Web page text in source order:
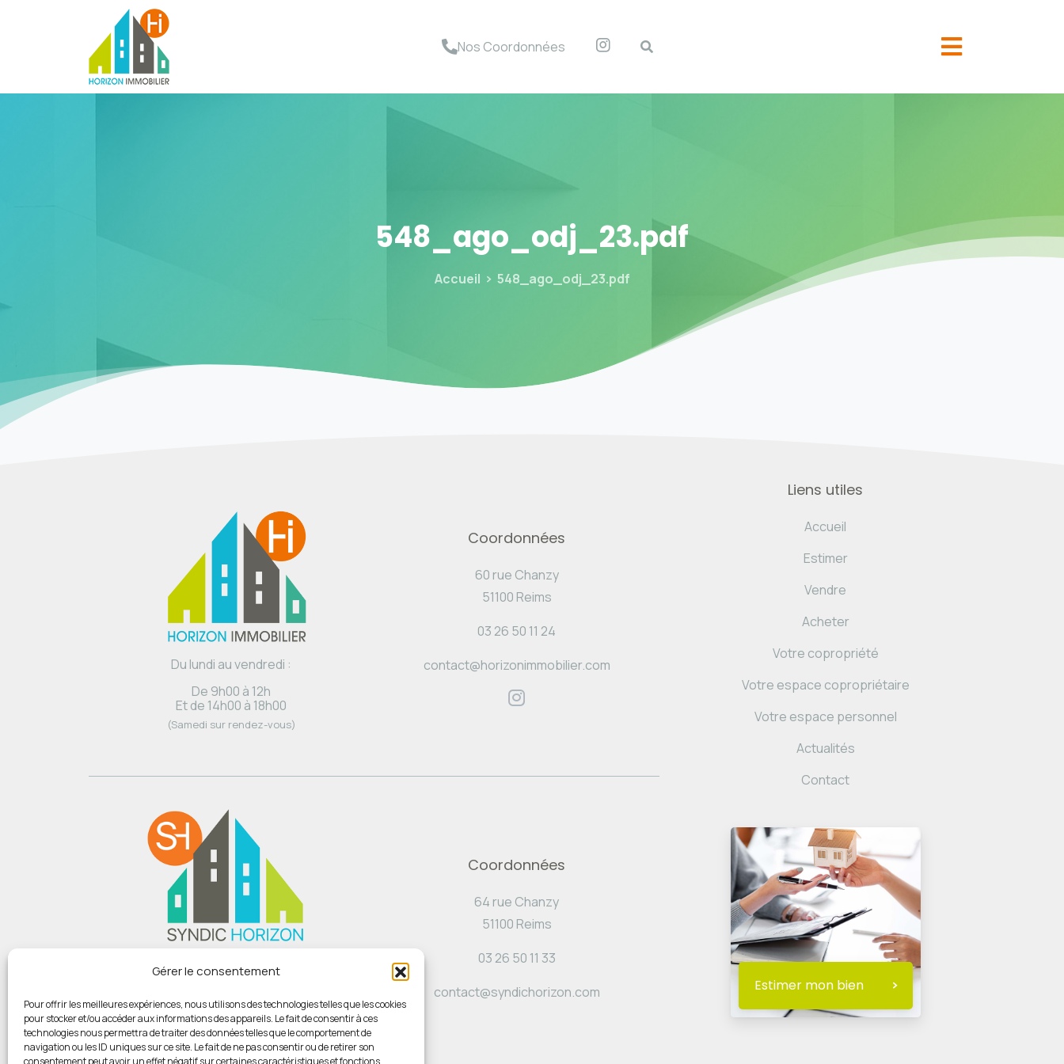
Gérer le consentement
Pour offrir les meilleures expériences, nous utilisons des technologies telles que les cookies
pour stocker et/ou accéder aux informations des appareils. Le fait de consentir à ces
technologies nous permettra de traiter des données telles que le comportement de
navigation ou les ID uniques sur ce site. Le fait de ne pas consentir ou de retirer son
consentement peut avoir un effet négatif sur certaines caractéristiques et fonctions.
Nos Coordonnées
548_ago_odj_23.pdf
Accueil 548_ago_odj_23.pdf
Du lundi au vendredi :
De 9h00 à 12h
Et de 14h00 à 18h00
(Samedi sur rendez-vous)
Coordonnées
60 rue Chanzy
51100 Reims
03 26 50 11 24
contact@horizonimmobilier.com
Du lundi au vendredi :
Et de 14h00 à 18h00
(Samedi sur rendez-vous)
Coordonnées
64 rue Chanzy
51100 Reims
03 26 50 11 33
contact@syndichorizon.com
Liens utiles
Accueil
Estimer
Vendre
Acheter
Votre copropriété
Votre espace copropriétaire
Votre espace personnel
Actualités
Contact
Estimer mon bien